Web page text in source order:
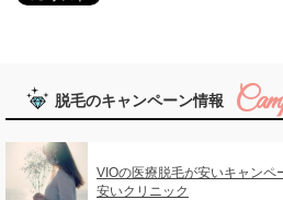
脱毛のキャンペーン情報
VIOの医療脱毛が安いキャン
安いクリニック